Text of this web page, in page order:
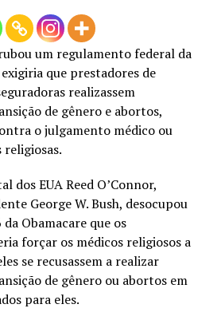
um regulamento federal da
que prestadores de
realizassem
de gênero e abortos,
o julgamento médico ou
religiosas.
dos EUA Reed O’Connor,
George W. Bush, desocupou
Obamacare que os
forçar os médicos religiosos a
se recusassem a realizar
de gênero ou abortos em
para eles.